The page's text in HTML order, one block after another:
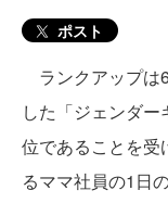
ポスト
ランクアップは
した「ジェンダ
位であることを受
るママ社員の1日